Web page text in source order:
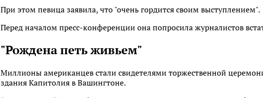
При этом певица заявила, что "очень гордится своим выступлением".
Перед началом пресс-конференции она попросила журналистов
"Рождена петь живьем"
Миллионы американцев стали свидетелями торжественной
здания Капитолия в Вашингтоне.